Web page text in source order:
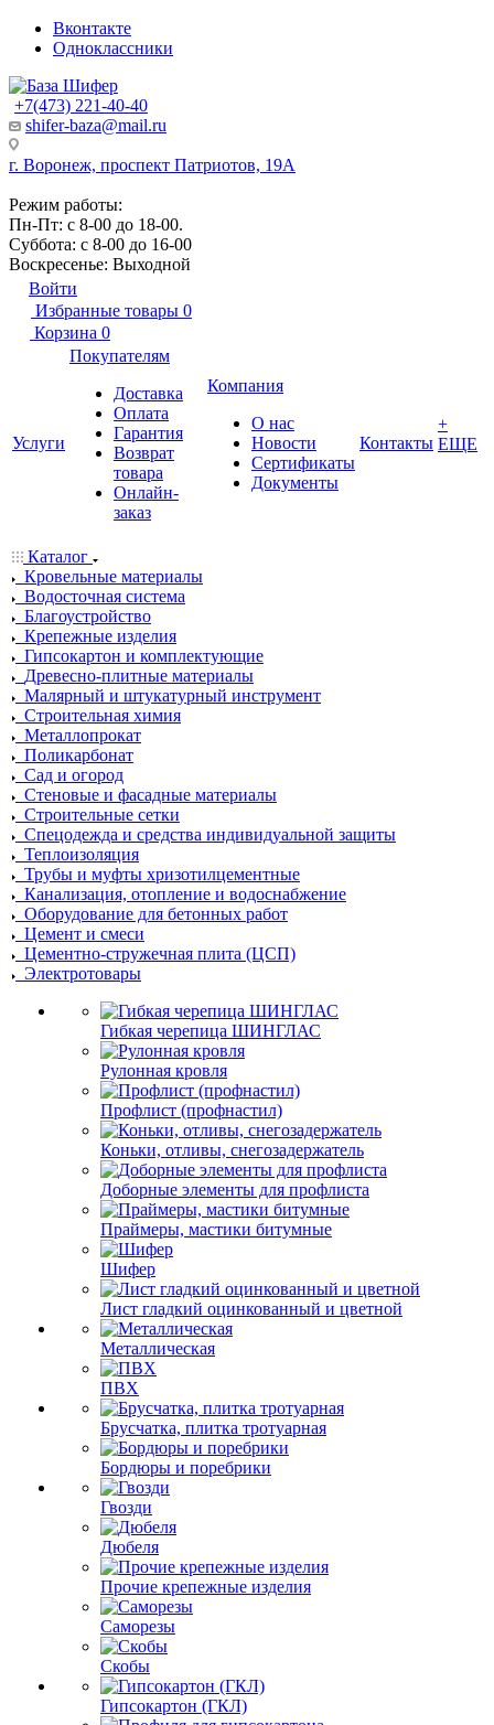
Вконтакте
Одноклассники
+7(473) 221-40-40
shifer-baza@mail.ru
г. Воронеж, проспект Патриотов, 19А
Режим работы:
Пн-Пт: с 8-00 до 18-00.
Суббота: с 8-00 до 16-00
Воскресенье: Выходной
Войти
Избранные товары 0
Корзина 0
Услуги
Покупателям
Доставка
Оплата
Гарантия
Возврат
товара
Онлайн-
заказ
Компания
О нас
Новости
Сертификаты
Документы
Контакты
+
ЕЩЕ
Каталог
Кровельные материалы
Водосточная система
Благоустройство
Крепежные изделия
Гипсокартон и комплектующие
Древесно-плитные материалы
Малярный и штукатурный инструмент
Строительная химия
Металлопрокат
Поликарбонат
Сад и огород
Стеновые и фасадные материалы
Строительные сетки
Спецодежда и средства индивидуальной защиты
Теплоизоляция
Трубы и муфты хризотилцементные
Канализация, отопление и водоснабжение
Оборудование для бетонных работ
Цемент и смеси
Цементно-стружечная плита (ЦСП)
Электротовары
Гибкая черепица ШИНГЛАС
Рулонная кровля
Профлист (профнастил)
Коньки, отливы, снегозадержатель
Доборные элементы для профлиста
Праймеры, мастики битумные
Шифер
Лист гладкий оцинкованный и цветной
Металлическая
ПВХ
Брусчатка, плитка тротуарная
Бордюры и поребрики
Гвозди
Дюбеля
Прочие крепежные изделия
Саморезы
Скобы
Гипсокартон (ГКЛ)